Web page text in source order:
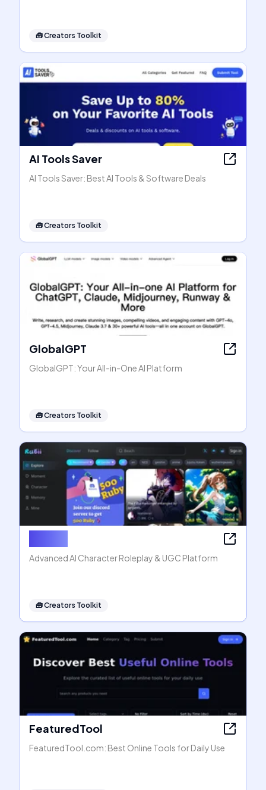
🧰Creators Toolkit
AI Tools Saver
AI Tools Saver: Best AI Tools & Software Deals
🧰Creators Toolkit
GlobalGPT
GlobalGPT: Your All-in-One AI Platform
🧰Creators Toolkit
Advanced AI Character Roleplay & UGC Platform
🧰Creators Toolkit
FeaturedTool
FeaturedTool.com: Best Online Tools for Daily Use